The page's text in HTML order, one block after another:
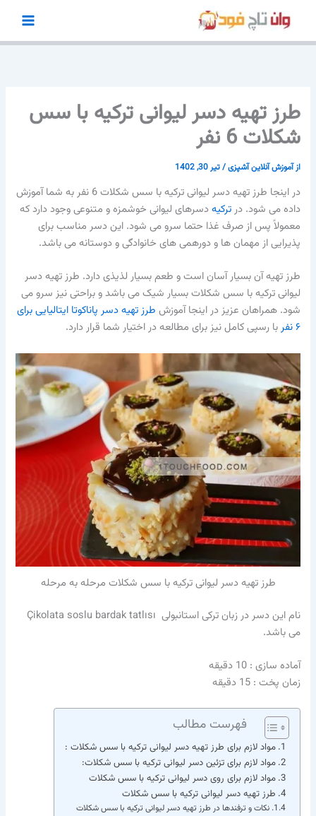
محتوا
طرز تهیه دسر لیوانی ترکیه با سس
شکلات 6 نفر
ازآموزش آنلاین آشپزی/تیر 30, 1402
در اینجا طرز تهیه دسر لیوانی ترکیه با سس شکلات 6 نفر به شما آموزش
داده می شود. درترکیهدسرهای لیوانی خوشمزه و متنوعی وجود دارد که
معمولاً پس از صرف غذا حتما سرو می شود. این دسر مناسب برای
پذیرایی از مهمان ها و دورهمی های خانوادگی و دوستانه می باشد.
طرز تهیه آن بسیار آسان است و طعم بسیار لذیذی دارد. طرز تهیه دسر
لیوانی ترکیه با سس شکلات بسیار شیک می باشد و براحتی نیز سرو می
شود. همراهان عزیز در اینجا آموزش طرز تهیه دسر پاناکوتا ایتالیایی برای
۶ نفر
با رسپی کامل نیز برای مطالعه در اختیار شما قرار دارد.
طرز تهیه دسر لیوانی ترکیه با سس شکلات مرحله به مرحله
نام این دسر در زبان ترکی استانبولی Çikolata soslu bardak tatlısı
می باشد.
آماده سازی : 10 دقیقه
زمان پخت : 15 دقیقه
فهرست مطالب
مواد لازم برای طرز تهیه دسر لیوانی ترکیه با سس شکلات :
مواد لازم برای تزئین دسر لیوانی ترکیه با سس شکلات:
مواد لازم برای روی دسر لیوانی ترکیه با سس شکلات
طرز تهیه دسر لیوانی ترکیه با سس شکلات
نکات و ترفندها در طرز تهیه دسر لیوانی ترکیه با سس شکلات